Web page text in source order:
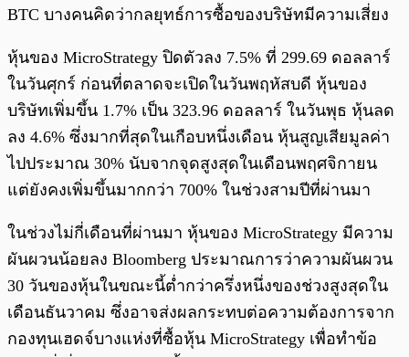
BTC บางคนคิดว่ากลยุทธ์การซื้อของบริษัทมีความเสี่ยง
หุ้นของ MicroStrategy ปิดตัวลง 7.5% ที่ 299.69 ดอลลาร์
ในวันศุกร์ ก่อนที่ตลาดจะเปิดในวันพฤหัสบดี หุ้นของ
บริษัทเพิ่มขึ้น 1.7% เป็น 323.96 ดอลลาร์ ในวันพุธ หุ้นลด
ลง 4.6% ซึ่งมากที่สุดในเกือบหนึ่งเดือน หุ้นสูญเสียมูลค่า
ไปประมาณ 30% นับจากจุดสูงสุดในเดือนพฤศจิกายน
แต่ยังคงเพิ่มขึ้นมากกว่า 700% ในช่วงสามปีที่ผ่านมา
ในช่วงไม่กี่เดือนที่ผ่านมา หุ้นของ MicroStrategy มีความ
ผันผวนน้อยลง Bloomberg ประมาณการว่าความผันผวน
30 วันของหุ้นในขณะนี้ต่ำกว่าครึ่งหนึ่งของช่วงสูงสุดใน
เดือนธันวาคม ซึ่งอาจส่งผลกระทบต่อความต้องการจาก
กองทุนเฮดจ์บางแห่งที่ซื้อหุ้น MicroStrategy เพื่อทำข้อ